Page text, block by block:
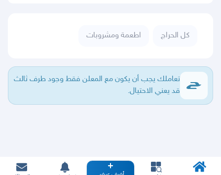
كل الحراج اطعمة ومشروبات
تعاملك يجب أن يكون مع المعلن فقط وجود طرف ثالث
قد يعني الاحتيال.